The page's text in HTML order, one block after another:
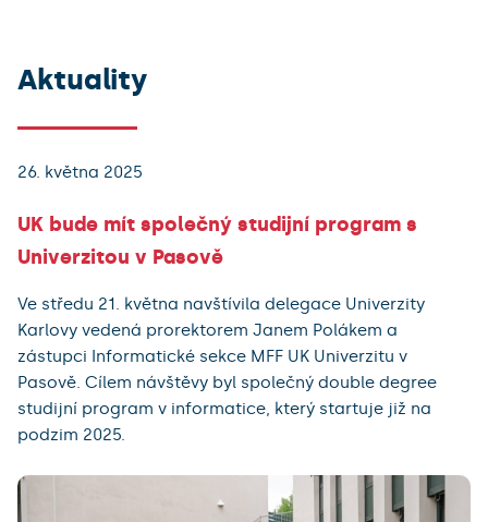
Aktuality
26. května 2025
UK bude mít společný studijní program s
Univerzitou v Pasově
Ve středu 21. května navštívila delegace Univerzity
Karlovy vedená prorektorem Janem Polákem a
zástupci Informatické sekce MFF UK Univerzitu v
Pasově. Cílem návštěvy byl společný double degree
studijní program v informatice, který startuje již na
podzim 2025.